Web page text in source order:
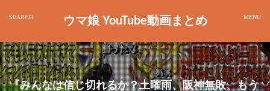
ウマ娘 YouTube動画まとめ
『みんなは信じ切れるか？土曜雨、阪神無敗、もう